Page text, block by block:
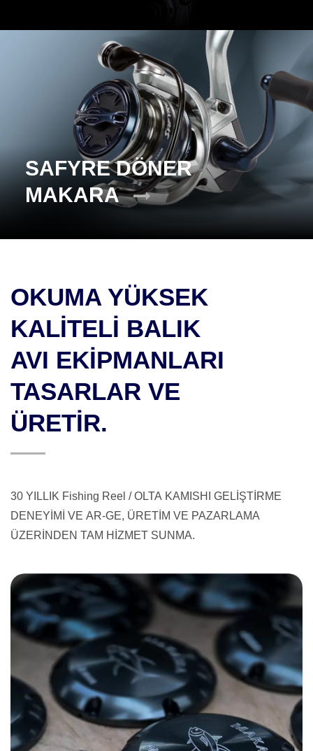
SAFYRE DÖNER
MAKARA
OKUMA YÜKSEK
KALİTELİ BALIK
AVI EKİPMANLARI
TASARLAR VE
ÜRETİR.
30 YILLIK Fishing Reel / OLTA KAMISHI GELİŞTİRME
DENEYİMİ VE AR-GE, ÜRETİM VE PAZARLAMA
ÜZERİNDEN TAM HİZMET SUNMA.